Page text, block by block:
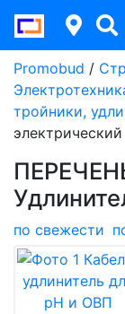
Promobud /
тройники,
электрический
по cвежести